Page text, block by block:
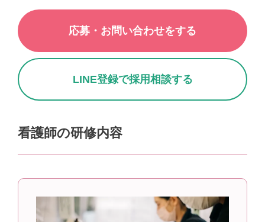
応募・お問い合わせをする
LINE登録で採用相談する
看護師の研修内容